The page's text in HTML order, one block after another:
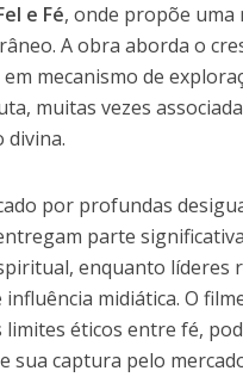
e Fé, onde propõe uma
A obra aborda o
mecanismo de
muitas vezes
divina.
por profundas
parte
enquanto líderes
midiática. O
éticos entre fé,
sua captura pelo